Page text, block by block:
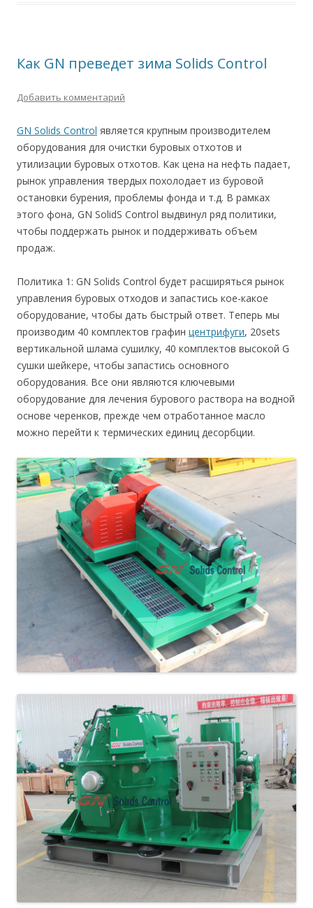
Как GN преведет зима Solids Control
Добавить комментарий
GN Solids Control является крупным производителем
оборудования для очистки буровых отхотов и
утилизации буровых отхотов. Как цена на нефть падает,
рынок управления твердых похолодает из буровой
остановки бурения, проблемы фонда и т.д. В рамках
этого фона, GN SolidS Control выдвинул ряд политики,
чтобы поддержать рынок и поддерживать объем
продаж.
Политика 1: GN Solids Control будет расширяться рынок
управления буровых отходов и запастись кое-какое
оборудование, чтобы дать быстрый ответ. Теперь мы
производим 40 комплектов графин центрифуги, 20sets
вертикальной шлама сушилку, 40 комплектов высокой G
сушки шейкере, чтобы запастись основного
оборудования. Все они являются ключевыми
оборудование для лечения бурового раствора на водной
основе черенков, прежде чем отработанное масло
можно перейти к термических единиц десорбции.